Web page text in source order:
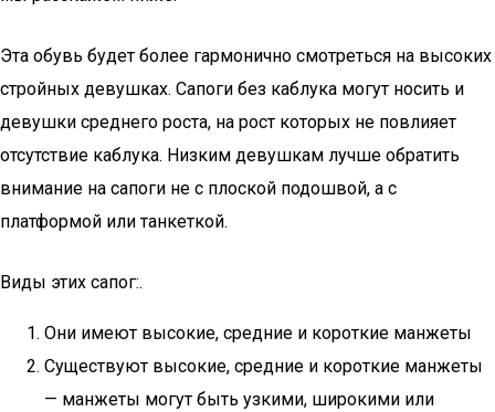
Эта обувь будет более гармонично смотреться на высоких
стройных девушках. Сапоги без каблука могут носить и
девушки среднего роста, на рост которых не повлияет
отсутствие каблука. Низким девушкам лучше обратить
внимание на сапоги не с плоской подошвой, а с
платформой или танкеткой.
Виды этих сапог:.
Они имеют высокие, средние и короткие манжеты
Существуют высокие, средние и короткие манжеты
— манжеты могут быть узкими, широкими или